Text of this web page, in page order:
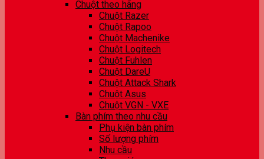
Chuột theo hãng
Chuột Razer
Chuột Rapoo
Chuột Machenike
Chuột Logitech
Chuột Fuhlen
Chuột DareU
Chuột Attack Shark
Chuột Asus
Chuột VGN - VXE
Bàn phím theo nhu cầu
Phụ kiện bàn phím
Số lượng phím
Nhu cầu